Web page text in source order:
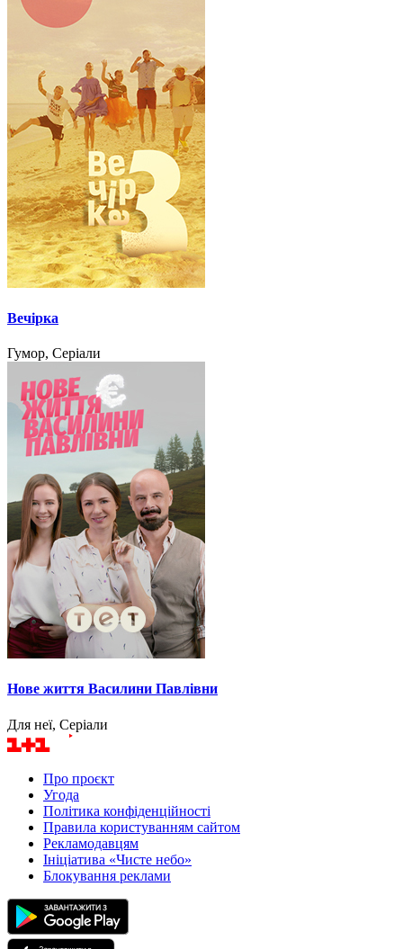
Вечірка
Гумор, Серіали
Нове життя Василини Павлівни
Для неї, Серіали
Про проєкт
Угода
Політика конфіденційності
Правила користуванням сайтом
Рекламодавцям
Ініціатива «Чисте небо»
Блокування реклами